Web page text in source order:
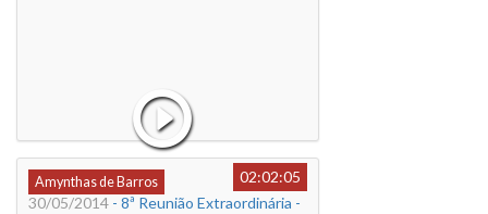
Amynthas de Barros
02:02:05
30/05/2014 - 8ª Reunião Extraordinária -